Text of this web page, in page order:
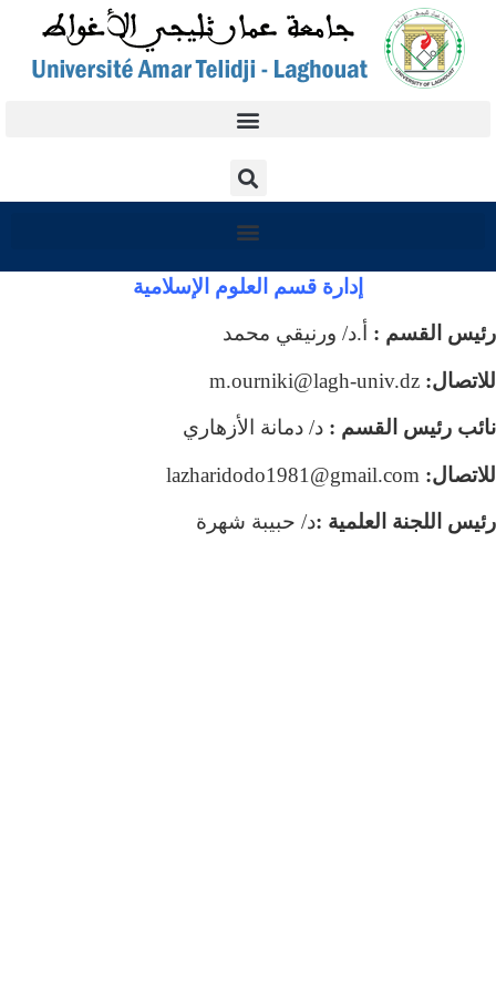
إدارة قسم العلوم الإسلامية
رئيس القسم : أ.د/ ورنيقي محمد
للاتصال: m.ourniki@lagh-univ.dz
نائب رئيس القسم : د/ دمانة الأزهاري
للاتصال:
رئيس اللجنة العلمية :د/ حبيبة شهرة